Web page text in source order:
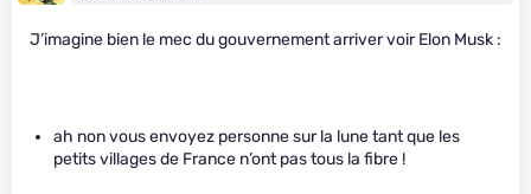
J’imagine bien le mec du gouvernement arriver voir Elon Musk :
ah non vous envoyez personne sur la lune tant que les
petits villages de France n’ont pas tous la fibre !